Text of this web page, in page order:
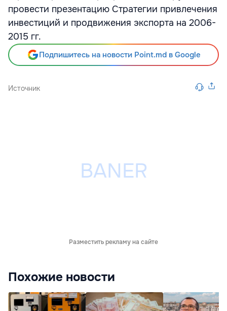
провести презентацию Стратегии привлечения
инвестиций и продвижения экспорта на 2006-
2015 гг.
Подпишитесь на новости Point.md в Google
Источник
Разместить рекламу на сайте
Похожие новости